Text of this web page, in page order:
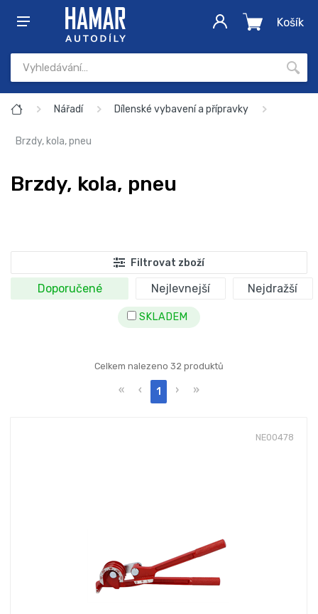
Košík
Nářadí Dílenské vybavení a přípravky
Brzdy, kola, pneu
Brzdy, kola, pneu
Filtrovat zboží
Doporučené Nejlevnejší Nejdražší
SKLADEM
Celkem nalezeno 32 produktů
« ‹ 1 › »
NE00478